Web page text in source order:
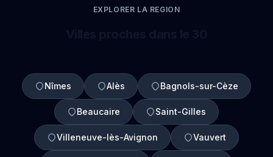
EXPLORER LA REGION
Nîmes Alès Bagnols-sur-Cèze
Beaucaire Saint-Gilles
Villeneuve-lès-Avignon Vauvert